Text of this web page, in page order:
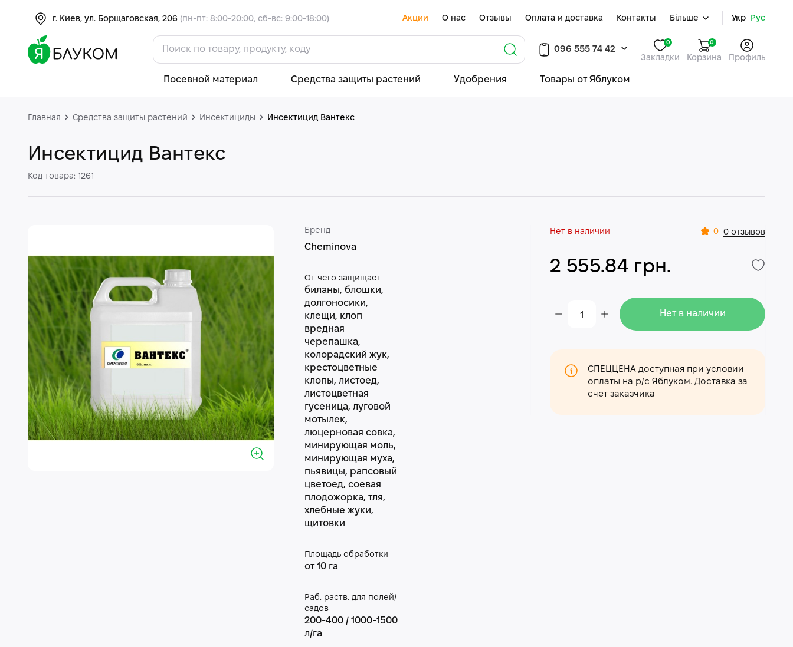
г. Киев, ул. Борщаговская, 206 (пн-пт: 8:00-20:00, сб-вс: 9:00-18:00) Акции О нас Отзывы Оплата и доставка Контакты Більше Укр Рус
096 555 74 42
Закладки
0 0
Корзина Профиль
Посевной материал Средства защиты растений Удобрения Товары от Яблуком
Главная Средства защиты растений Инсектициды Инсектицид Вантекс
Инсектицид Вантекс
Код товара: 1261
Бренд
Cheminova
От чего защищает
биланы, блошки,
долгоносики,
клещи, клоп
вредная
черепашка,
колорадский жук,
крестоцветные
клопы, листоед,
листоцветная
гусеница, луговой
мотылек,
люцерновая совка,
минирующая моль,
минирующая муха,
пьявицы, рапсовый
цветоед, соевая
плодожорка, тля,
хлебные жуки,
щитовки
Площадь обработки
от 10 га
Раб. раств. для полей/
садов
200-400 / 1000-1500
л/га
Нет в наличии 0 0 отзывов
2 555.84 грн.
Нет в наличии
СПЕЦЦЕНА доступная при условии
оплаты на р/с Яблуком. Доставка за
счет заказчика